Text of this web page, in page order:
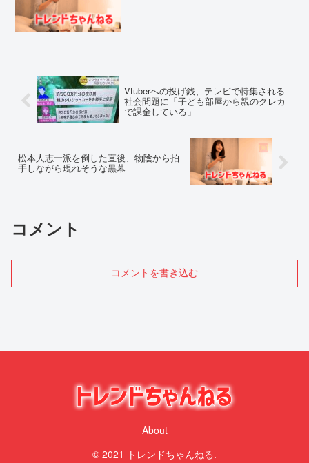
Vtuberへの投げ銭、テレビで特集される
社会問題に「子ども部屋から親のクレカ
で課金している」
松本人志一派を倒した直後、物陰から拍
手しながら現れそうな黒幕
コメント
コメントを書き込む
About
© 2021 トレンドちゃんねる.